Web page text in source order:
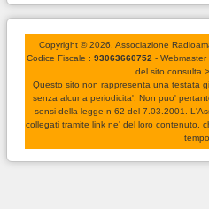
Copyright © 2026. Associazione
Codice Fiscale : 93063660752 - Webmaster
del sito consulta
Questo sito non rappresenta una testata
senza alcuna periodicita'. Non puo'
sensi della legge n 62 del 7.03.2001.
collegati tramite link ne' del loro contenuto,
tempo.